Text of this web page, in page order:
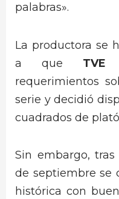
palabras».
La productora se
a que TVE
requerimientos
serie y decidió
cuadrados de
Sin embargo,
de septiembre se
histórica con